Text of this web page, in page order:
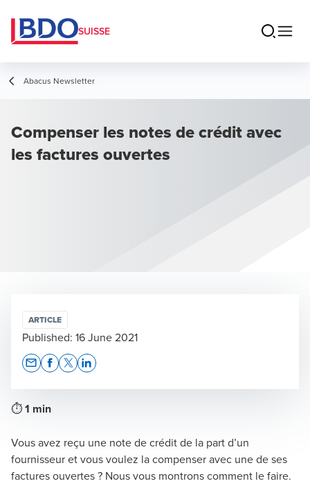
SUISSE
Abacus Newsletter
Compenser les notes de crédit avec
les factures ouvertes
⏱1 min
Vous avez reçu une note de crédit de la part d’un
fournisseur et vous voulez la compenser avec une de ses
factures ouvertes ? Nous vous montrons comment le faire.
ARTICLE
Published: 16 June 2021